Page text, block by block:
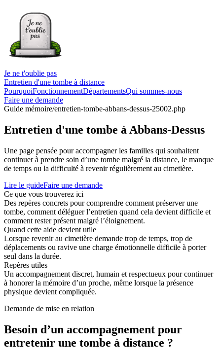
Je ne t'oublie pas
Entretien d'une tombe à distance
PourquoiFonctionnementDépartementsQui sommes-nous
Faire une demande
Guide mémoire/entretien-tombe-abbans-dessus-25002.php
Entretien d'une tombe à Abbans-Dessus
Une page pensée pour accompagner les familles qui souhaitent
continuer à prendre soin d’une tombe malgré la distance, le manque
de temps ou la difficulté à revenir régulièrement au cimetière.
Lire le guideFaire une demande
Ce que vous trouverez ici
Des repères concrets pour comprendre comment préserver une
tombe, comment déléguer l’entretien quand cela devient difficile et
comment rester présent malgré l’éloignement.
Quand cette aide devient utile
Lorsque revenir au cimetière demande trop de temps, trop de
déplacements ou ravive une charge émotionnelle difficile à porter
seul dans la durée.
Repères utiles
Un accompagnement discret, humain et respectueux pour continuer
à honorer la mémoire d’un proche, même lorsque la présence
physique devient compliquée.
Demande de mise en relation
Besoin d’un accompagnement pour
entretenir une tombe à distance ?